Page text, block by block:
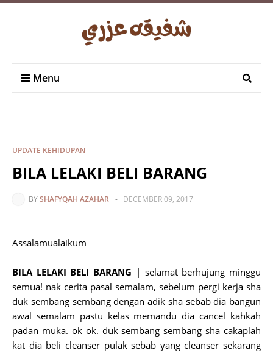
Menu
UPDATE KEHIDUPAN
BILA LELAKI BELI BARANG
BYSHAFYQAH AZAHAR - DECEMBER 09, 2017
Assalamualaikum
BILA LELAKI BELI BARANG | selamat berhujung minggu
semua! nak cerita pasal semalam, sebelum pergi kerja sha
duk sembang sembang dengan adik sha sebab dia bangun
awal semalam pastu kelas memandu dia cancel kahkah
padan muka. ok ok. duk sembang sembang sha cakaplah
kat dia beli cleanser pulak sebab yang cleanser sekarang